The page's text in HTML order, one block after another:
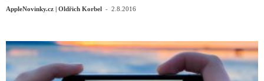
AppleNovinky.cz | Oldřich Korbel - 2.8.2016